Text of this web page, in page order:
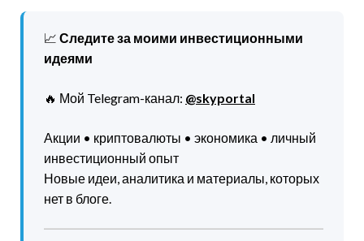
📈 Следите за моими инвестиционными
идеями
🔥 Мой Telegram-канал: @skyportal
Акции • криптовалюты • экономика • личный
инвестиционный опыт
Новые идеи, аналитика и материалы, которых
нет в блоге.